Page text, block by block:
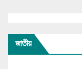
জাতীয়